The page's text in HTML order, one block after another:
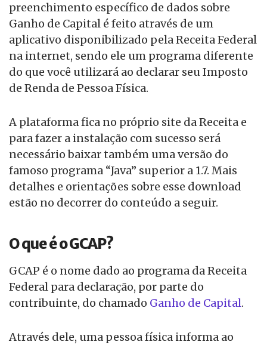
preenchimento específico de dados sobre
Ganho de Capital é feito através de um
aplicativo disponibilizado pela Receita Federal
na internet, sendo ele um programa diferente
do que você utilizará ao declarar seu Imposto
de Renda de Pessoa Física.
A plataforma fica no próprio site da Receita e
para fazer a instalação com sucesso será
necessário baixar também uma versão do
famoso programa “Java” superior a 1.7. Mais
detalhes e orientações sobre esse download
estão no decorrer do conteúdo a seguir.
O que é o GCAP?
GCAP é o nome dado ao programa da Receita
Federal para declaração, por parte do
contribuinte, do chamado Ganho de Capital.
Através dele, uma pessoa física informa ao